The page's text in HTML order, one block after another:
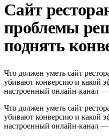
Сайт
проблемы
поднять
Что должен уметь сайт
убивают конверсию и какой
настроенный онлайн-канал
Что должен уметь сайт
убивают конверсию и какой
настроенный онлайн-канал